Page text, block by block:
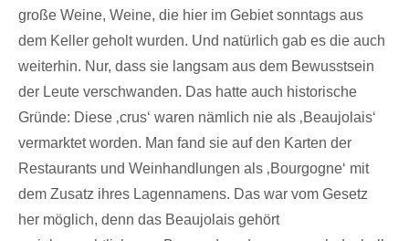
große Weine, Weine, die hier im Gebiet sonntags aus
dem Keller geholt wurden. Und natürlich gab es die auch
weiterhin. Nur, dass sie langsam aus dem Bewusstsein
der Leute verschwanden. Das hatte auch historische
Gründe: Diese ‚crus‘ waren nämlich nie als ‚Beaujolais‘
vermarktet worden. Man fand sie auf den Karten der
Restaurants und Weinhandlungen als ‚Bourgogne‘ mit
dem Zusatz ihres Lagennamens. Das war vom Gesetz
her möglich, denn das Beaujolais gehört